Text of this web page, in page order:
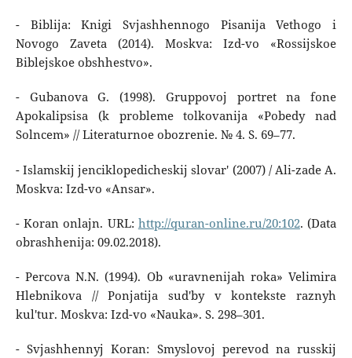
- Biblija: Knigi Svjashhennogo Pisanija Vethogo i
Novogo Zaveta (2014). Moskva: Izd-vo «Rossijskoe
Biblejskoe obshhestvo».
- Gubanova G. (1998). Gruppovoj portret na fone
Apokalipsisa (k probleme tolkovanija «Pobedy nad
Solncem» // Literaturnoe obozrenie. № 4. S. 69–77.
- Islamskij jenciklopedicheskij slovar' (2007) / Ali-zade A.
Moskva: Izd-vo «Ansar».
- Koran onlajn. URL: http://quran-online.ru/20:102. (Data
obrashhenija: 09.02.2018).
- Percova N.N. (1994). Ob «uravnenijah roka» Velimira
Hlebnikova // Ponjatija sud'by v kontekste raznyh
kul'tur. Moskva: Izd-vo «Nauka». S. 298–301.
- Svjashhennyj Koran: Smyslovoj perevod na russkij